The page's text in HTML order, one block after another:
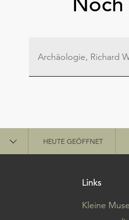
HEUTE GEÖFFNET
Links
Kleine